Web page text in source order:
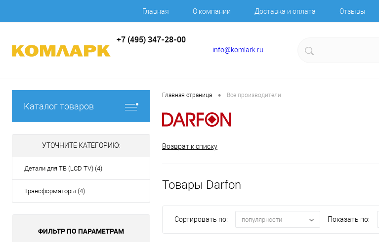
Главная О компании Доставка и оплата Отзывы
+7 (495) 347-28-00
info@komlark.ru
Каталог товаров
УТОЧНИТЕ КАТЕГОРИЮ:
Детали для ТВ (LCD TV) (4)
Трансформаторы (4)
ФИЛЬТР ПО ПАРАМЕТРАМ
Главная страница • Все производители
Возврат к списку
Товары Darfon
Сортировать по: популярности Показать по: